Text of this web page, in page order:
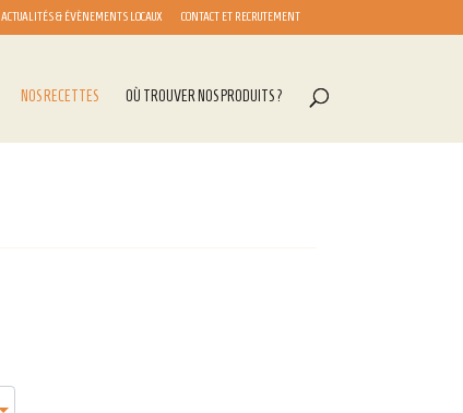
ACTUALITÉS & ÉVÈNEMENTS LOCAUX CONTACT ET RECRUTEMENT
NOS RECETTES OÙ TROUVER NOS PRODUITS ?